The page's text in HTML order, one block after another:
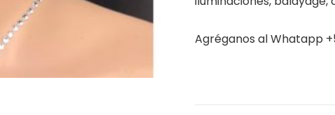
Agréganos al Whatapp